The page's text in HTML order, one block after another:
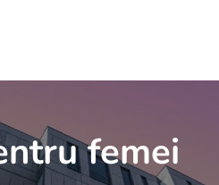
femei